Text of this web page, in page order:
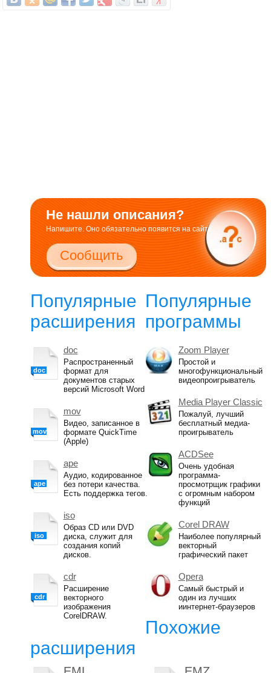
Не нашли описания?
Напишите. Оно обязательно появится на сайте.
Сообщить
Популярные
расширения
doc
doc
Распространенный
формат для
документов старых
версий Microsoft Word
mov
mov
Видео, записанное в
формате QuickTime
(Apple)
ape
ape
Аудио, кодированное
без потери качества.
Есть поддержка тегов.
iso
iso
Образ CD или DVD
диска, служит для
создания копий
дисков.
cdr
cdr
Расширение
векторного
изображения
CorelDRAW.
Популярные
программы
Zoom Player
Простой и
многофункциональный
видеопроигрыватель
Media Player Classic
Пожалуй, лучший
бесплатный медиа-
проигрыватель
ACDSee
Очень удобная
программа-
просмотрщик графики
с огромным набором
функций
Corel DRAW
Наиболее популярный
векторный
графический пакет
Opera
Самый быстрый и
один из лучших
иинтернет-браузеров
Похожие
расширения